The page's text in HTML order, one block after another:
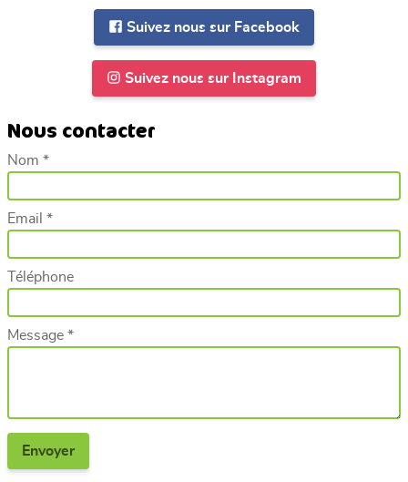
Suivez nous sur Facebook
Suivez nous sur Instagram
Nous contacter
Nom *
Email *
Téléphone
Message *